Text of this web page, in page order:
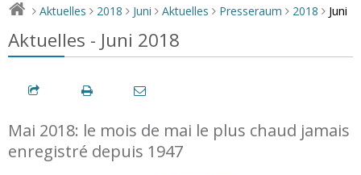
> Aktuelles > 2018 > Juni > Aktuelles > Presseraum > 2018 > Juni
Aktuelles - Juni 2018
Mai 2018: le mois de mai le plus chaud jamais
enregistré depuis 1947